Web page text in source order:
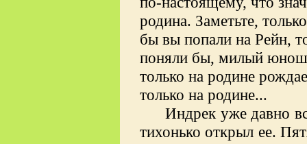
родина. Заметьте,
бы вы попали на Рейн,
поняли бы, милый
только на родине
только на родине...
Индрек уже давно
тихонько открыл ее.